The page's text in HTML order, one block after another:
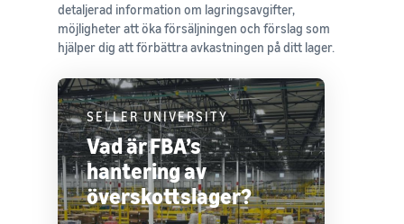
detaljerad information om lagringsavgifter,
möjligheter att öka försäljningen och förslag som
hjälper dig att förbättra avkastningen på ditt lager.
SELLER UNIVERSITY
Vad är FBA’s
hantering av
överskottslager?